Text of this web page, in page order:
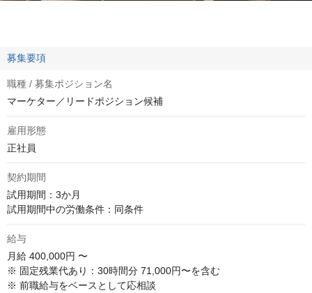
募集要項
職種 / 募集ポジション名
マーケター／リードポジション候補
雇用形態
正社員
契約期間
試用期間：3か月
試用期間中の労働条件：同条件
給与
月給 400,000円 〜
※ 固定残業代あり：30時間分 71,000円〜を含む
※ 前職給与をベースとして応相談